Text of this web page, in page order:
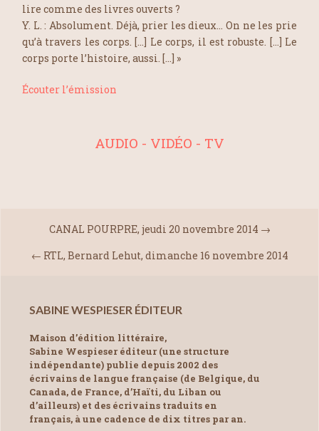
lire comme des livres ouverts ?
Y. L. : Absolument. Déjà, prier les dieux… On ne les prie
qu’à travers les corps. […] Le corps, il est robuste. […] Le
corps porte l’histoire, aussi. […] »
Écouter l’émission
AUDIO - VIDÉO - TV
CANAL POURPRE, jeudi 20 novembre 2014 →
← RTL, Bernard Lehut, dimanche 16 novembre 2014
SABINE WESPIESER ÉDITEUR
Maison d’édition littéraire,
Sabine Wespieser éditeur (une structure
indépendante) publie depuis 2002 des
écrivains de langue française (de Belgique, du
Canada, de France, d’Haïti, du Liban ou
d’ailleurs) et des écrivains traduits en
français, à une cadence de dix titres par an.